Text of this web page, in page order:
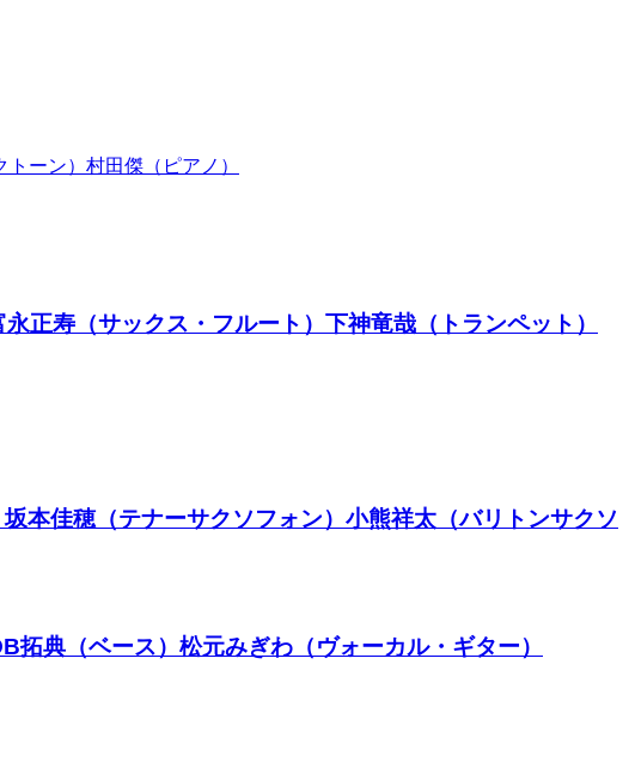
ーン）村田傑（ピアノ）
寿（サックス・フルート）下神竜哉（トランペット）
本佳穂（テナーサクソフォン）小熊祥太（バリトンサクソ
典（ベース）松元みぎわ（ヴォーカル・ギター）